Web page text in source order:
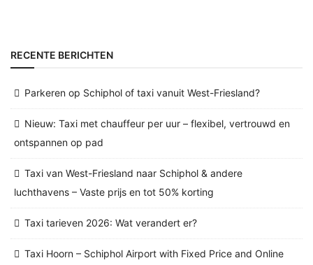
RECENTE BERICHTEN
Parkeren op Schiphol of taxi vanuit West-Friesland?
Nieuw: Taxi met chauffeur per uur – flexibel, vertrouwd en
ontspannen op pad
Taxi van West-Friesland naar Schiphol & andere
luchthavens – Vaste prijs en tot 50% korting
Taxi tarieven 2026: Wat verandert er?
Taxi Hoorn – Schiphol Airport with Fixed Price and Online